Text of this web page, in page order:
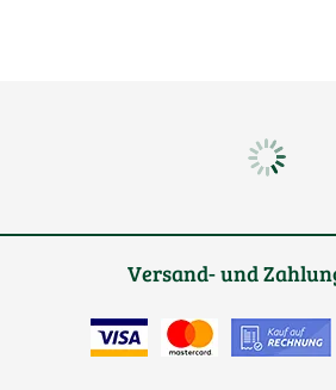
Versand- und